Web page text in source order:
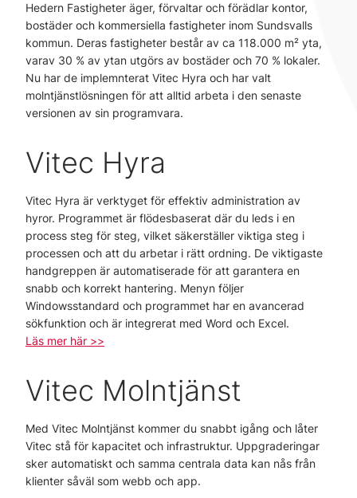
Hedern Fastigheter äger, förvaltar och förädlar kontor,
bostäder och kommersiella fastigheter inom Sundsvalls
kommun. Deras fastigheter består av ca 118.000 m² yta,
varav 30 % av ytan utgörs av bostäder och 70 % lokaler.
Nu har de implemnterat Vitec Hyra och har valt
molntjänstlösningen för att alltid arbeta i den senaste
versionen av sin programvara.
Vitec Hyra
Vitec Hyra är verktyget för effektiv administration av
hyror. Programmet är flödesbaserat där du leds i en
process steg för steg, vilket säkerställer viktiga steg i
processen och att du arbetar i rätt ordning. De viktigaste
handgreppen är automatiserade för att garantera en
snabb och korrekt hantering. Menyn följer
Windowsstandard och programmet har en avancerad
sökfunktion och är integrerat med Word och Excel.
Läs mer här >>
Vitec Molntjänst
Med Vitec Molntjänst kommer du snabbt igång och låter
Vitec stå för kapacitet och infrastruktur. Uppgraderingar
sker automatiskt och samma centrala data kan nås från
klienter såväl som webb och app.